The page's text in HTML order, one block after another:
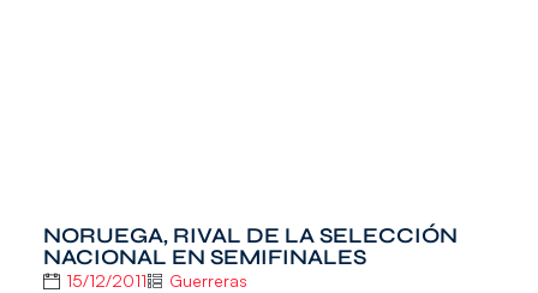
NORUEGA, RIVAL DE LA SELECCIÓN
NACIONAL EN SEMIFINALES
15/12/2011 Guerreras